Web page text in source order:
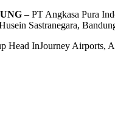
– PT Angkasa Pura
Sastranegara,
Head InJourney Airports,